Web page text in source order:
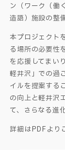
ン（ワーク（働
造語）施設の整
本プロジェクト
る場所の必要性
を応援してまい
軽井沢」での過
イルを提案する
の向上と軽井沢
て、さらなる進
詳細はPDFより